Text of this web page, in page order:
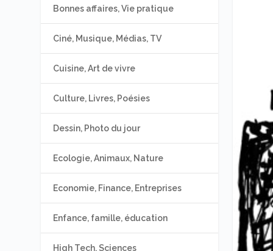
Bonnes affaires, Vie pratique
Ciné, Musique, Médias, TV
Cuisine, Art de vivre
Culture, Livres, Poésies
Dessin, Photo du jour
Ecologie, Animaux, Nature
Economie, Finance, Entreprises
Enfance, famille, éducation
High Tech, Sciences